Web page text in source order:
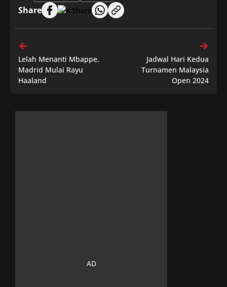
Share
Lelah Menanti Mbappe,
Madrid Mulai Rayu
Haaland
Jadwal Hari Kedua
Turnamen Malaysia
Open 2024